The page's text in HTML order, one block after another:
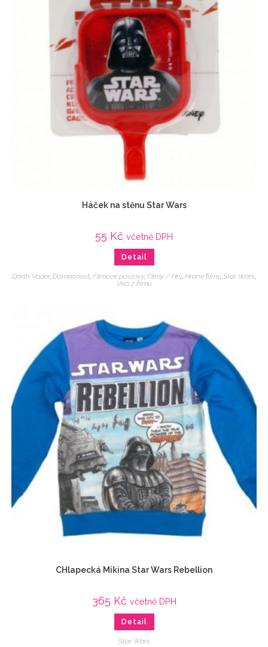
Háček na stěnu Star Wars
55 Kč včetně DPH
Detail
Darth Vader, Domácnost, Filmové postavy, Filmy / Hry, Hrané filmy, Star Wars,
Veci z filmu
CHlapecká Mikina Star Wars Rebellion
365 Kč včetně DPH
Detail
Star Wars